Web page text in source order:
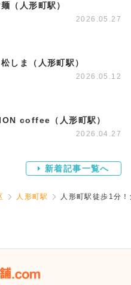
（人形町駅）
2026.05.27
しま（人形町駅）
2026.05.12
coffee（人形町駅）
2026.04.27
新着記事一覧へ
人形町駅 人形町駅徒歩1分